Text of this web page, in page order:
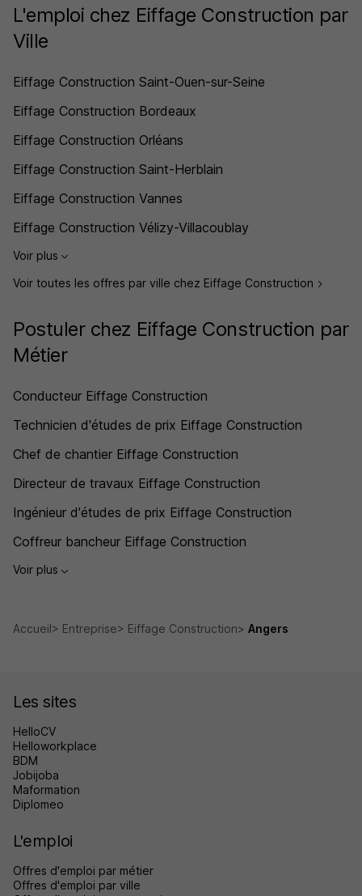
L'emploi chez Eiffage Construction par
Ville
Eiffage Construction Saint-Ouen-sur-Seine
Eiffage Construction Bordeaux
Eiffage Construction Orléans
Eiffage Construction Saint-Herblain
Eiffage Construction Vannes
Eiffage Construction Vélizy-Villacoublay
Voir plus
Voir toutes les offres par ville chez Eiffage Construction
Postuler chez Eiffage Construction par
Métier
Conducteur Eiffage Construction
Technicien d'études de prix Eiffage Construction
Chef de chantier Eiffage Construction
Directeur de travaux Eiffage Construction
Ingénieur d'études de prix Eiffage Construction
Coffreur bancheur Eiffage Construction
Voir plus
Accueil Entreprise Eiffage Construction Angers
Les sites
HelloCV
Helloworkplace
BDM
Jobijoba
Maformation
Diplomeo
L'emploi
Offres d'emploi par métier
Offres d'emploi par ville